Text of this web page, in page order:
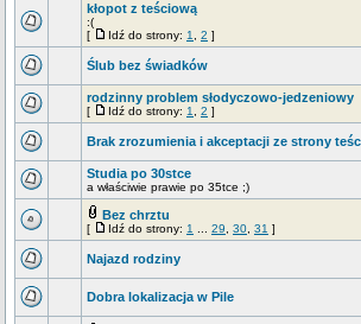
kłopot z teściową
:(
[
Idź do strony: 1 2 ]
Ślub bez świadków
rodzinny problem słodyczowo-jedzeniowy
[ Idź do strony: 1 2 ]
Brak zrozumienia i akceptacji ze strony
Studia po 30stce
a właściwie prawie po 35tce ;)
Bez chrztu
[ Idź do strony: 1 29 30 31 ]
Najazd rodziny
Dobra lokalizacja w Pile